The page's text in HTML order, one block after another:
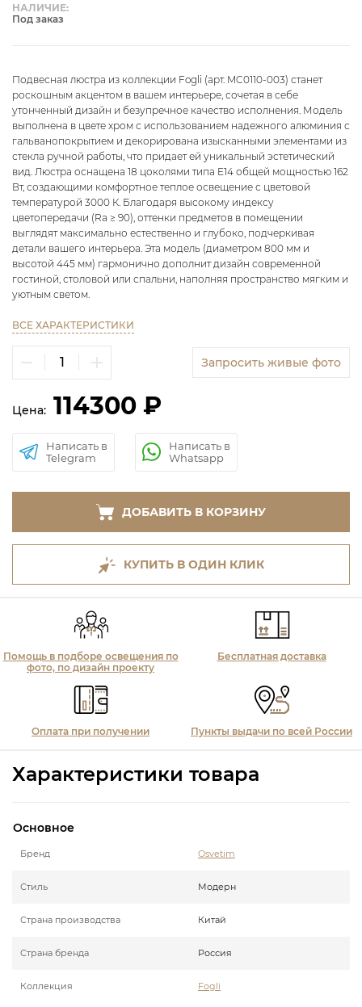
НАЛИЧИЕ:
Под заказ
Подвесная люстра из коллекции Fogli (арт. MC0110-003) станет
роскошным акцентом в вашем интерьере, сочетая в себе
утонченный дизайн и безупречное качество исполнения. Модель
выполнена в цвете хром с использованием надежного алюминия с
гальванопокрытием и декорирована изысканными элементами из
стекла ручной работы, что придает ей уникальный эстетический
вид. Люстра оснащена 18 цоколями типа E14 общей мощностью 162
Вт, создающими комфортное теплое освещение с цветовой
температурой 3000 К. Благодаря высокому индексу
цветопередачи (Ra ≥ 90), оттенки предметов в помещении
выглядят максимально естественно и глубоко, подчеркивая
детали вашего интерьера. Эта модель (диаметром 800 мм и
высотой 445 мм) гармонично дополнит дизайн современной
гостиной, столовой или спальни, наполняя пространство мягким и
уютным светом.
ВСЕ ХАРАКТЕРИСТИКИ
Запросить живые фото
Цена: 114300 ₽
Написать в
Telegram
Написать в
Whatsapp
ДОБАВИТЬ В КОРЗИНУ
КУПИТЬ В ОДИН КЛИК
Помощь в подборе освещения по
фото, по дизайн проекту
Бесплатная доставка
Оплата при получении Пункты выдачи по всей России
Характеристики товара
Основное
Бренд Osvetim
Стиль Модерн
Страна производства Китай
Страна бренда Россия
Коллекция Fogli